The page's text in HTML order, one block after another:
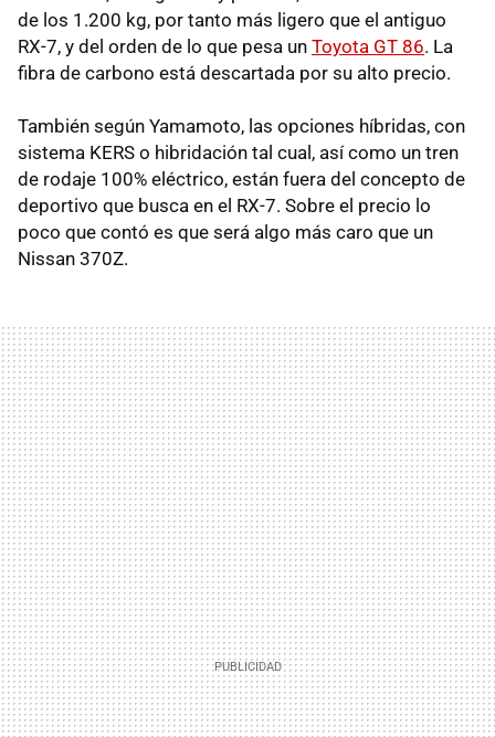
de los 1.200 kg, por tanto más ligero que el antiguo
RX-7, y del orden de lo que pesa un Toyota GT 86. La
fibra de carbono está descartada por su alto precio.
También según Yamamoto, las opciones híbridas, con
sistema KERS o hibridación tal cual, así como un tren
de rodaje 100% eléctrico, están fuera del concepto de
deportivo que busca en el RX-7. Sobre el precio lo
poco que contó es que será algo más caro que un
Nissan 370Z.